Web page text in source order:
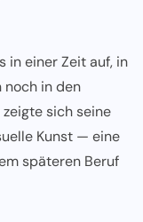
in einer Zeit auf, in
noch in den
sich seine
Kunst — eine
späteren Beruf